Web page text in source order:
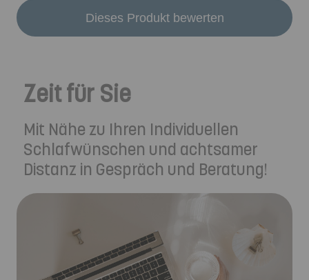
Dieses Produkt bewerten
Zeit für Sie
Mit Nähe zu Ihren Individuellen
Schlafwünschen und achtsamer
Distanz in Gespräch und Beratung!